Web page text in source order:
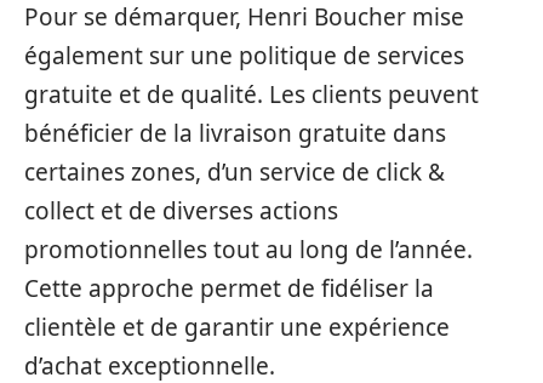
Pour se démarquer, Henri Boucher mise
également sur une politique de services
gratuite et de qualité. Les clients peuvent
bénéficier de la livraison gratuite dans
certaines zones, d’un service de click &
collect et de diverses actions
promotionnelles tout au long de l’année.
Cette approche permet de fidéliser la
clientèle et de garantir une expérience
d’achat exceptionnelle.